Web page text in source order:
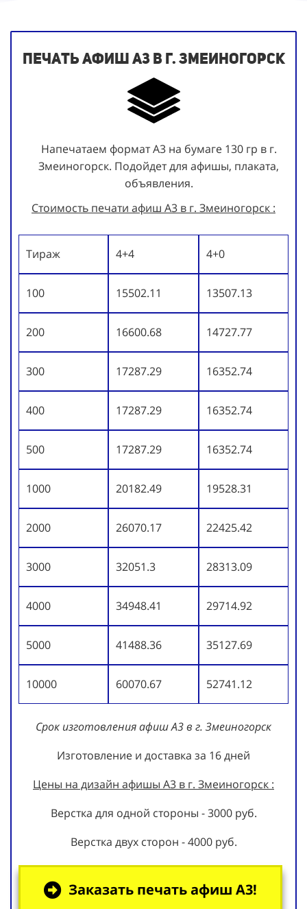
Печать афиш А3 в г. Змеиногорск
Напечатаем формат А3 на бумаге 130 гр в г.
Змеиногорск. Подойдет для афишы, плаката,
объявления.
Стоимость печати афиш А3 в г. Змеиногорск :
Тираж 4+4 4+0
100 15502.11 13507.13
200 16600.68 14727.77
300 17287.29 16352.74
400 17287.29 16352.74
500 17287.29 16352.74
1000 20182.49 19528.31
2000 26070.17 22425.42
3000 32051.3 28313.09
4000 34948.41 29714.92
5000 41488.36 35127.69
10000 60070.67 52741.12
Срок изготовления афиш А3 в г. Змеиногорск
Изготовление и доставка за 16 дней
Цены на дизайн афишы А3 в г. Змеиногорск :
Верстка для одной стороны - 3000 руб.
Верстка двух сторон - 4000 руб.
Заказать печать афиш А3!